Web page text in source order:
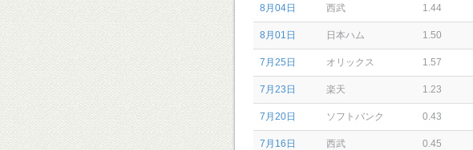
8月04日 西武 1.44
8月01日 日本ハム 1.50
7月25日 オリックス 1.57
7月23日 楽天 1.23
7月20日 ソフトバンク 0.43
7月16日 西武 0.45